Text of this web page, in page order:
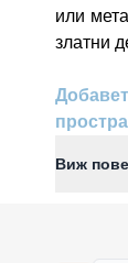
или
златни
Виж